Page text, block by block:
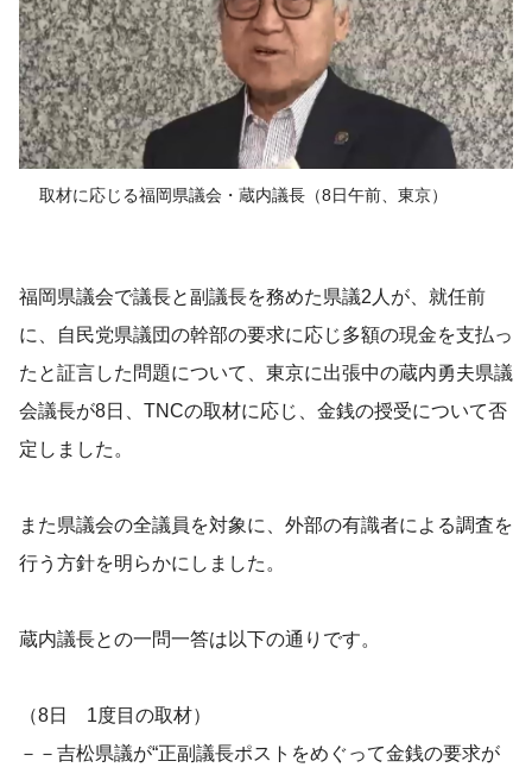
取材に応じる福岡県議会・蔵内議長（8日午前、東京）
福岡県議会で議長と副議長を務めた県議2人が、就任前
に、自民党県議団の幹部の要求に応じ多額の現金を支払っ
たと証言した問題について、東京に出張中の蔵内勇夫県議
会議長が8日、TNCの取材に応じ、金銭の授受について否
定しました。
また県議会の全議員を対象に、外部の有識者による調査を
行う方針を明らかにしました。
蔵内議長との一問一答は以下の通りです。
（8日 1度目の取材）
－－吉松県議が“正副議長ポストをめぐって金銭の要求が